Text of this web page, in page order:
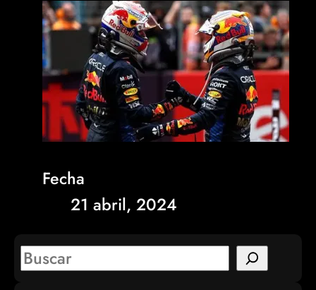
Fecha
21 abril, 2024
S